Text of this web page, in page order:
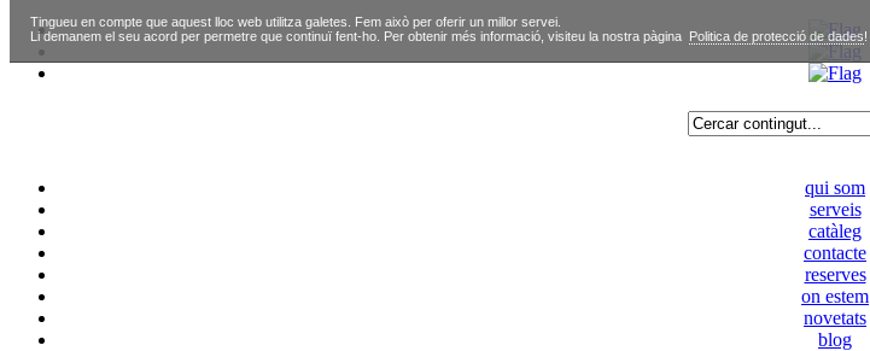
Tingueu en compte que aquest lloc web utilitza galetes. Fem això per oferir un millor servei.
Li demanem el seu acord per permetre que continuï fent-ho. Per obtenir més informació, visiteu la nostra pàgina Politica de protecció de dades!
qui som
serveis
catàleg
contacte
reserves
on estem
novetats
blog